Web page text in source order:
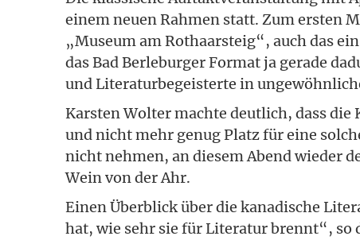
einem neuen Rahmen statt. Zum ersten
„Museum am Rothaarsteig“, auch das
das Bad Berleburger Format ja gerade
und Literaturbegeisterte in
Karsten Wolter machte deutlich, dass die
und nicht mehr genug Platz für eine
nicht nehmen, an diesem Abend wieder
Wein von der Ahr.
Einen Überblick über die kanadische
hat, wie sehr sie für Literatur brennt“, so